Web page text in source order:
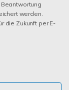
werden.
die Zukunft per E-